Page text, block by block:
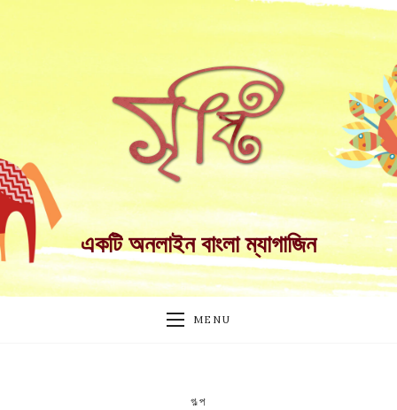
একটি অনলাইন বাংলা ম্যাগাজিন
MENU
গল্প